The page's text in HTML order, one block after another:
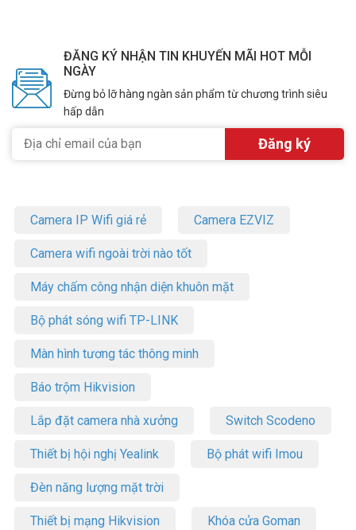
ĐĂNG KÝ NHẬN TIN KHUYẾN MÃI HOT MỖI
NGÀY
Đừng bỏ lỡ hàng ngàn sản phẩm từ chương trình siêu
hấp dẫn
Camera IP Wifi giá rẻ Camera EZVIZ
Camera wifi ngoài trời nào tốt
Máy chấm công nhận diện khuôn mặt
Bộ phát sóng wifi TP-LINK
Màn hình tương tác thông minh
Báo trộm Hikvision
Lắp đặt camera nhà xưởng Switch Scodeno
Thiết bị hội nghị Yealink Bộ phát wifi Imou
Đèn năng lượng mặt trời
Thiết bị mạng Hikvision Khóa cửa Goman